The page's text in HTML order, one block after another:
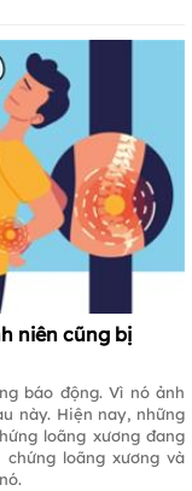
niên cũng bị
báo động. Vì nó ảnh
này. Hiện nay, những
loãng xương đang
loãng xương và